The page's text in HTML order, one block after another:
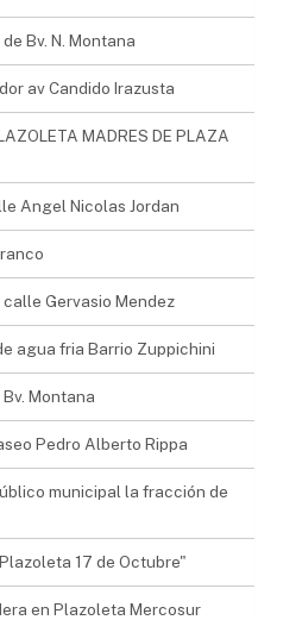
Bv. N. Montana
av Candido Irazusta
MADRES DE PLAZA
Angel Nicolas Jordan
Gervasio Mendez
agua fria Barrio Zuppichini
Montana
Pedro Alberto Rippa
municipal la fracción de
17 de Octubre"
en Plazoleta Mercosur